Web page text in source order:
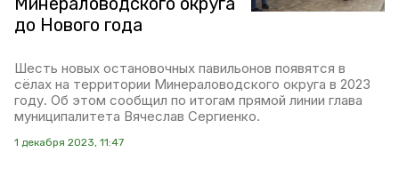
до Нового года
Шесть новых остановочных павильонов появятся в
сёлах на территории Минераловодского округа в 2023
году. Об этом сообщил по итогам прямой линии глава
муниципалитета Вячеслав Сергиенко.
1 декабря 2023, 11:47